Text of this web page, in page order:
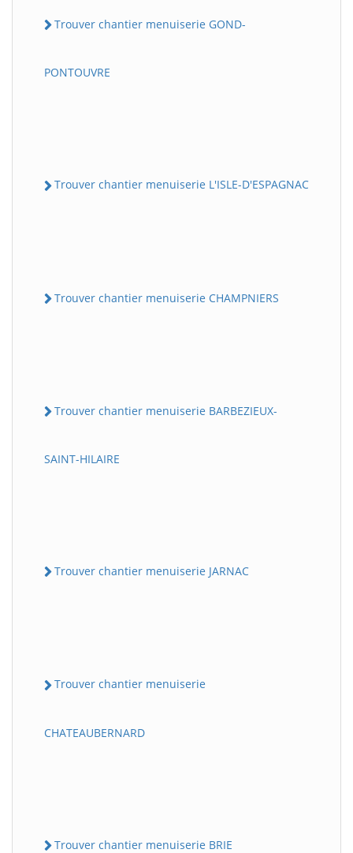
Trouver chantier menuiserie GOND-
PONTOUVRE
Trouver chantier menuiserie L'ISLE-D'ESPAGNAC
Trouver chantier menuiserie CHAMPNIERS
Trouver chantier menuiserie BARBEZIEUX-
SAINT-HILAIRE
Trouver chantier menuiserie JARNAC
Trouver chantier menuiserie
CHATEAUBERNARD
Trouver chantier menuiserie BRIE